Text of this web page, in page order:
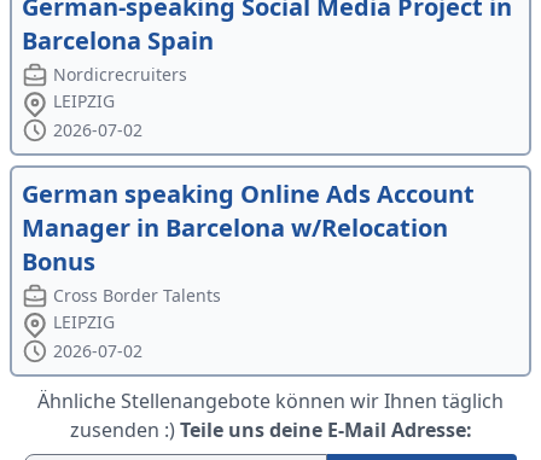
Barcelona Spain
Nordicrecruiters
LEIPZIG
2026-07-02
German speaking Online Ads Account
Manager in Barcelona w/Relocation
Bonus
Cross Border Talents
LEIPZIG
2026-07-02
Ähnliche Stellenangebote können wir Ihnen täglich
zusenden :) Teile uns deine E-Mail Adresse: